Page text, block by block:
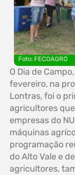
Foto: FECOAGRO
O Dia de
fevereiro, na
Lontras, foi o
agricultores
empresas do
máquinas
programação
do Alto Vale e
agricultores,